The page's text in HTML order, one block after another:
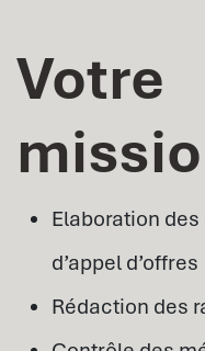
Votre
Elaboration
d’appel d’offres
Rédaction des